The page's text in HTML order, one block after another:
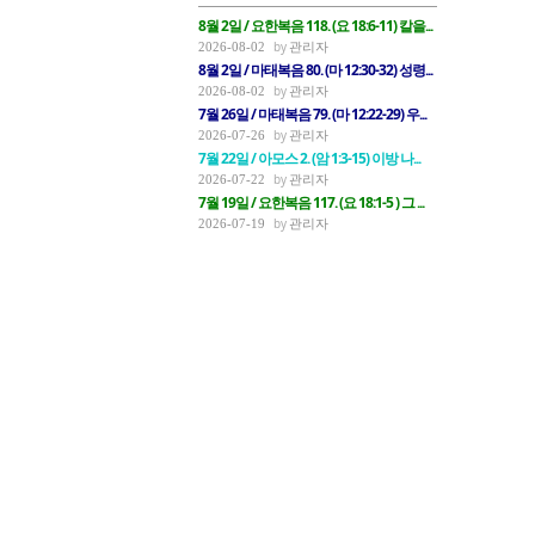
8월 2일 / 요한복음 118. (요 18:6-11) 칼을...
2026-08-02 관리자
8월 2일 / 마태복음 80. (마 12:30-32) 성령...
2026-08-02 관리자
7월 26일 / 마태복음 79. (마 12:22-29) 우...
2026-07-26 관리자
7월 22일 / 아모스 2. (암 1:3-15) 이방 나...
2026-07-22 관리자
7월 19일 / 요한복음 117. (요 18:1-5 ) 그 ...
2026-07-19 관리자